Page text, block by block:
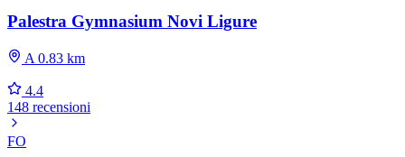
Palestra Gymnasium Novi Ligure
A 0.83 km
4.4
148 recensioni
FO